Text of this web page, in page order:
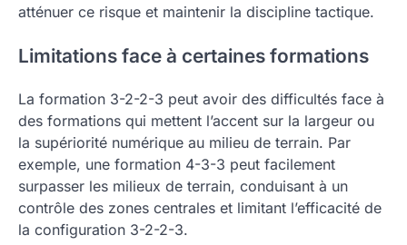
atténuer ce risque et maintenir la discipline tactique.
Limitations face à certaines formations
La formation 3-2-2-3 peut avoir des difficultés face à
des formations qui mettent l’accent sur la largeur ou
la supériorité numérique au milieu de terrain. Par
exemple, une formation 4-3-3 peut facilement
surpasser les milieux de terrain, conduisant à un
contrôle des zones centrales et limitant l’efficacité de
la configuration 3-2-2-3.